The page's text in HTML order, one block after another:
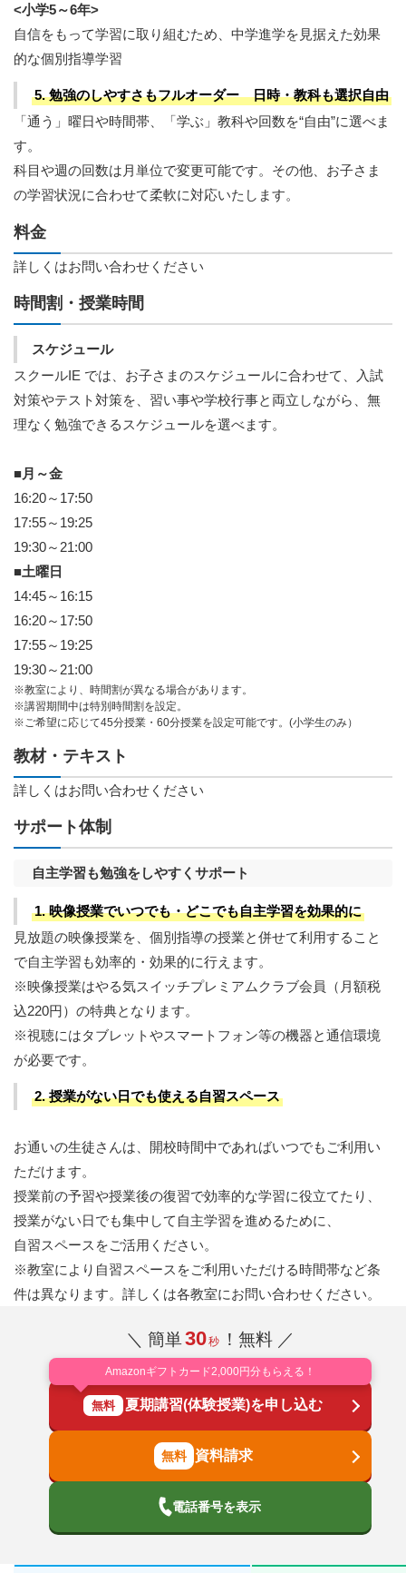
<小学5～6年>
自信をもって学習に取り組むため、中学進学を見据えた効果
的な個別指導学習
5. 勉強のしやすさもフルオーダー 日時・教科も選択自由
「通う」曜日や時間帯、「学ぶ」教科や回数を“自由”に選べま
す。
科目や週の回数は月単位で変更可能です。その他、お子さま
の学習状況に合わせて柔軟に対応いたします。
料金
詳しくはお問い合わせください
時間割・授業時間
スケジュール
スクールIE では、お子さまのスケジュールに合わせて、入試
対策やテスト対策を、習い事や学校行事と両立しながら、無
理なく勉強できるスケジュールを選べます。
■月～金
16:20～17:50
17:55～19:25
19:30～21:00
■土曜日
14:45～16:15
16:20～17:50
17:55～19:25
19:30～21:00
※教室により、時間割が異なる場合があります。
※講習期間中は特別時間割を設定。
※ご希望に応じて45分授業・60分授業を設定可能です。(小学生のみ）
教材・テキスト
詳しくはお問い合わせください
サポート体制
自主学習も勉強をしやすくサポート
1. 映像授業でいつでも・どこでも自主学習を効果的に
見放題の映像授業を、個別指導の授業と併せて利用すること
で自主学習も効率的・効果的に行えます。
※映像授業はやる気スイッチプレミアムクラブ会員（月額税
込220円）の特典となります。
※視聴にはタブレットやスマートフォン等の機器と通信環境
が必要です。
2. 授業がない日でも使える自習スペース
お通いの生徒さんは、開校時間中であればいつでもご利用い
ただけます。
授業前の予習や授業後の復習で効率的な学習に役立てたり、
授業がない日でも集中して自主学習を進めるために、
自習スペースをご活用ください。
※教室により自習スペースをご利用いただける時間帯など条
件は異なります。詳しくは各教室にお問い合わせください。
＼ 簡単30秒 ！無料 ／
Amazonギフトカード2,000円分もらえる！
無料 夏期講習(体験授業)を申し込む
資料請求
電話番号を表示